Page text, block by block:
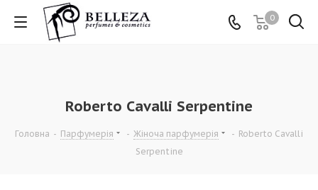
0
Roberto Cavalli Serpentine
Головна - Парфумерія - Жіноча парфумерія - Roberto Cavalli
Serpentine